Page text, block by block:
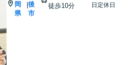
岡
県
|後
市
徒歩10分
日定休日